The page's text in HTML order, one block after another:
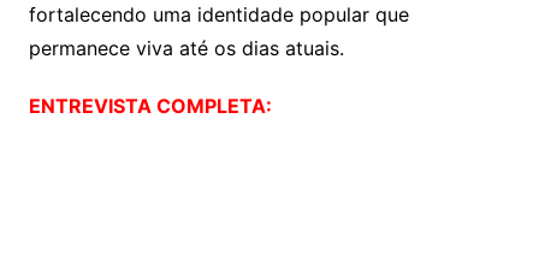
fortalecendo uma identidade popular que
permanece viva até os dias atuais.
ENTREVISTA COMPLETA: